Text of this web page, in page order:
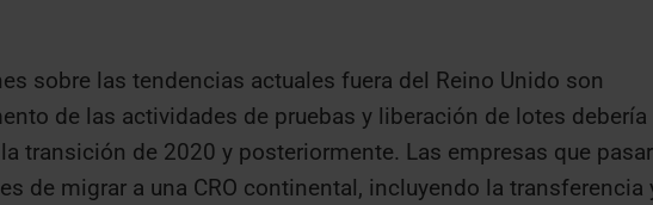
sobre las tendencias actuales fuera del Reino Unido son
de las actividades de pruebas y liberación de lotes debería
transición de 2020 y posteriormente. Las empresas que
de migrar a una CRO continental, incluyendo la transferencia